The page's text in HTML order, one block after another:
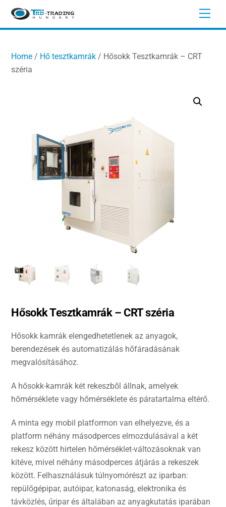
Skip
content
Home / Hő tesztkamrák / Hősokk Tesztkamrák – CRT
széria
Hősokk Tesztkamrák – CRT széria
Hősokk kamrák elengedhetetlenek az anyagok,
berendezések és automatizálás hőfáradásának
megvalósításához.
A hősokk-kamrák két rekeszből állnak, amelyek
hőmérséklete vagy hőmérséklete és páratartalma eltérő.
A minta egy mobil platformon van elhelyezve, és a
platform néhány másodperces elmozdulásával a két
rekesz között hirtelen hőmérséklet-változásoknak van
kitéve, mivel néhány másodperces átjárás a rekeszek
között. Felhasználásuk túlnyomórészt az iparban:
repülőgépipar, autóipar, katonaság, elektronika és
távközlés, űripar és általában az anyagkutatás iparában